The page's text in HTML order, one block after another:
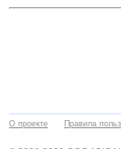
О проекте Правила